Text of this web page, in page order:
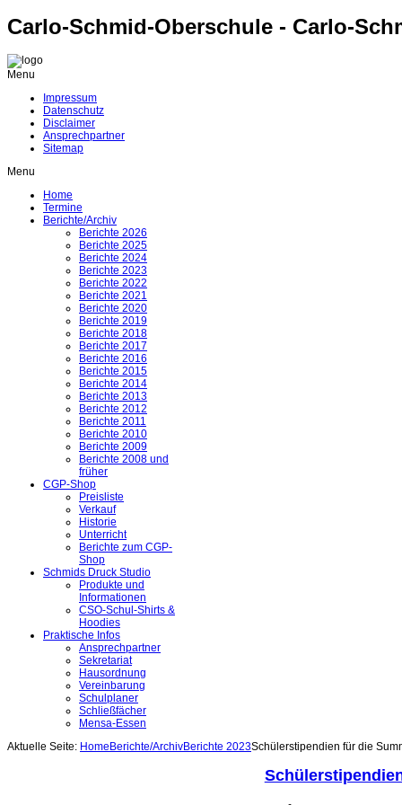
Carlo-Schmid-Oberschule - Carlo-
Menu
Impressum
Datenschutz
Disclaimer
Ansprechpartner
Sitemap
Menu
Home
Termine
Berichte/Archiv
Berichte 2026
Berichte 2025
Berichte 2024
Berichte 2023
Berichte 2022
Berichte 2021
Berichte 2020
Berichte 2019
Berichte 2018
Berichte 2017
Berichte 2016
Berichte 2015
Berichte 2014
Berichte 2013
Berichte 2012
Berichte 2011
Berichte 2010
Berichte 2009
Berichte 2008 und
früher
CGP-Shop
Preisliste
Verkauf
Historie
Unterricht
Berichte zum CGP-
Shop
Schmids Druck Studio
Produkte und
Informationen
CSO-Schul-Shirts &
Hoodies
Praktische Infos
Ansprechpartner
Sekretariat
Hausordnung
Vereinbarung
Schulplaner
Schließfächer
Mensa-Essen
Aktuelle Seite: Home Berichte/ArchivBerichte 2023Schülerstipendien für die